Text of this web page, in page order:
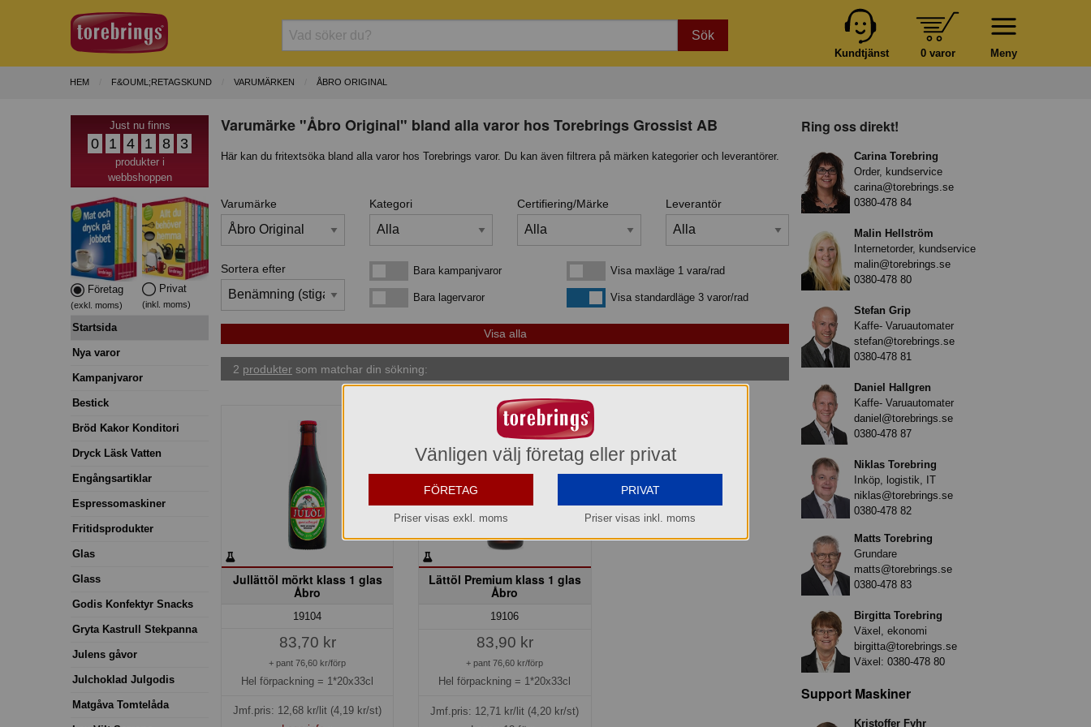
Sök
Meny
0 varor
Kundtjänst
HEM F&OUML;RETAGSKUND VARUMÄRKEN ÅBRO ORIGINAL
Just nu finns
0 1 4 1 8 3
produkter i
webbshoppen
Företag
(exkl. moms)
Privat
(inkl. moms)
Startsida
Nya varor
Kampanjvaror
Bestick
Bröd Kakor Konditori
Dryck Läsk Vatten
Engångsartiklar
Espressomaskiner
Fritidsprodukter
Glas
Glass
Godis Konfektyr Snacks
Gryta Kastrull Stekpanna
Julens gåvor
Julchoklad Julgodis
Matgåva Tomtelåda
Varumärke "Åbro Original" bland alla varor hos Torebrings Grossist AB
Här kan du fritextsöka bland alla varor hos Torebrings varor. Du kan även filtrera på märken kategorier och leverantörer.
Varumärke Kategori Certifiering/Märke Leverantör
Sortera efter Bara kampanjvarorBara kampanjvaror
Bara lagervarorBara lagervaror
Visa maxläge 1 vara/rad
Visa maxläge 1 vara/rad
Visa standardlägeVisa standardläge 3 varor/rad
2 produkter som matchar din sökning:
Jullättöl mörkt klass 1 glas
Åbro
19104
83,70 kr
+ pant 76,60 kr/förp
Hel förpackning = 1*20x33cl
Jmf.pris: 12,68 kr/lit (4,19 kr/st)
Lättöl Premium klass 1 glas
Åbro
19106
83,90 kr
+ pant 76,60 kr/förp
Hel förpackning = 1*20x33cl
Jmf.pris: 12,71 kr/lit (4,20 kr/st)
Ring oss direkt!
Carina Torebring
Order, kundservice
carina@torebrings.se
0380-478 84
Malin Hellström
Internetorder, kundservice
malin@torebrings.se
0380-478 80
Stefan Grip
Kaffe- Varuautomater
stefan@torebrings.se
0380-478 81
Daniel Hallgren
Kaffe- Varuautomater
daniel@torebrings.se
0380-478 87
Niklas Torebring
Inköp, logistik, IT
niklas@torebrings.se
0380-478 82
Matts Torebring
Grundare
matts@torebrings.se
0380-478 83
Birgitta Torebring
Växel, ekonomi
birgitta@torebrings.se
Växel: 0380-478 80
Support Maskiner
Kristoffer Fyhr
Vänligen välj företag eller privat
FÖRETAG
Priser visas exkl. moms
PRIVAT
Priser visas inkl. moms